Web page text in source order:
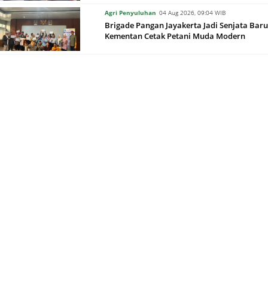
Agri Penyuluhan 04 Aug 2026, 09:04 WIB
Brigade Pangan Jayakerta Jadi Senjata Baru
Kementan Cetak Petani Muda Modern